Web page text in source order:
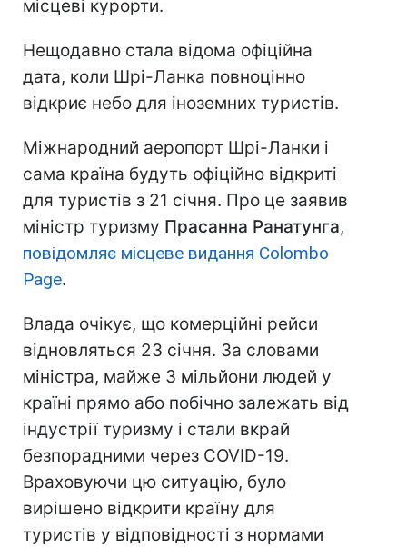
місцеві курорти.
Нещодавно стала відома офіційна
дата, коли Шрі-Ланка повноцінно
відкриє небо для іноземних туристів.
Міжнародний аеропорт Шрі-Ланки і
сама країна будуть офіційно відкриті
для туристів з 21 січня. Про це заявив
міністр туризму Прасанна Ранатунга,
повідомляє місцеве видання Colombo
Page.
Влада очікує, що комерційні рейси
відновляться 23 січня. За словами
міністра, майже 3 мільйони людей у
країні прямо або побічно залежать від
індустрії туризму і стали вкрай
безпорадними через COVID-19.
Враховуючи цю ситуацію, було
вирішено відкрити країну для
туристів у відповідності з нормами